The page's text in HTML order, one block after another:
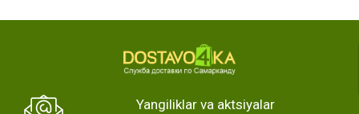
Yangiliklar va aktsiyalar